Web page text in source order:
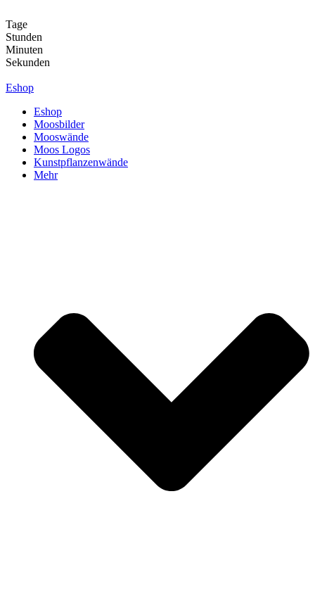
Inhalt
springen
Tage
Stunden
Minuten
Sekunden
Eshop
Eshop
Moosbilder
Mooswände
Moos Logos
Kunstpflanzenwände
Mehr